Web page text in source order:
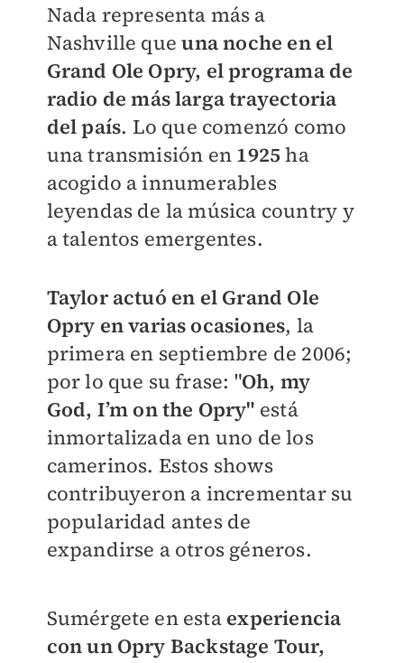
Nada representa más a
Nashville queuna noche en el
Grand Ole Opry, el programa de
radio de más larga trayectoria
del país. Lo que comenzó como
una transmisión en 1925ha
acogido a innumerables
leyendas de la música country y
a talentos emergentes.
Taylor actuó en el Grand Ole
Opry en varias ocasiones, la
primera en septiembre de 2006;
por lo que su frase: "Oh, my
God, I’m on the Opry" está
inmortalizada en uno de los
camerinos. Estos shows
contribuyeron a incrementar su
popularidad antes de
expandirse a otros géneros.
Sumérgete en esta experiencia
con un Opry Backstage Tour,